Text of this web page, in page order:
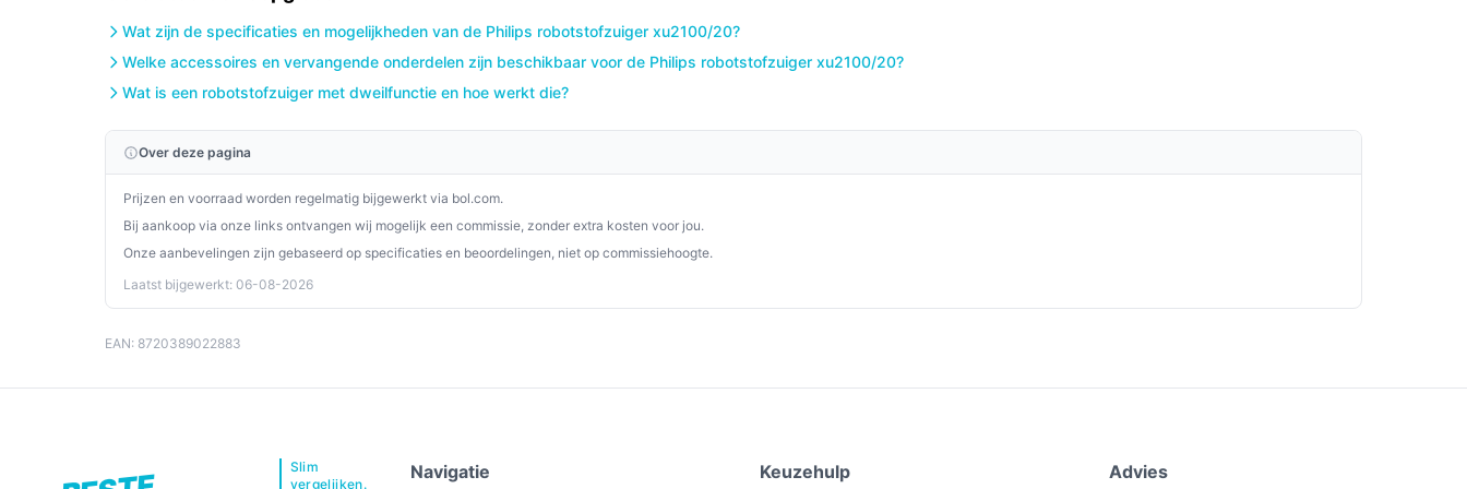
robotstofzuiger die de schoonmaakroutine in uw huis revolutioneert. Met zijn
gebruiksvriendelijke app en dubbele functie van stofzuigen en dweilen, is deze robot een
uitstekende keuze voor iedereen die efficiëntie en kwaliteit waardeert.
Ontdek alle specificaties en vergelijk prijzen op besterobotstofzuiger.nl. Kies bewust wat
perfect past bij jouw behoeften!
Wat zijn de specificaties en mogelijkheden van de Philips robotstofzuiger xu2100/20?
Welke accessoires en vervangende onderdelen zijn beschikbaar voor de Philips robotstofzuiger xu2100/20?
Wat is een robotstofzuiger met dweilfunctie en hoe werkt die?
Over deze pagina
Prijzen en voorraad worden regelmatig bijgewerkt via bol.com.
Bij aankoop via onze links ontvangen wij mogelijk een commissie, zonder extra kosten voor jou.
Onze aanbevelingen zijn gebaseerd op specificaties en beoordelingen, niet op commissiehoogte.
Laatst bijgewerkt: 06-08-2026
EAN: 8720389022883
Slim
vergelijken.
Navigatie Keuzehulp Advies